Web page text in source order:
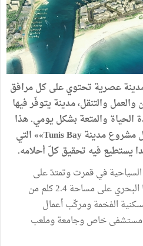
عصرية تحتوي على كل مرافق
والتنقل، مدينة يتوفّر فيها
الحياة والمتعة بشكل يومي. هذا
الحلم أصبح حقيقة بفضل مشروع مدينة Tunis Bay»» التي
يستطيع فيه تحقيق كلّ أحلامه.
في قمرت وتمتدّ على
مساحة 523 هكتارا، يمتدّ خليجها البحري على مساحة 2.4 كلم من
الفخمة ومركّب أعمال
مستشفى خاص وجامعة وملعب